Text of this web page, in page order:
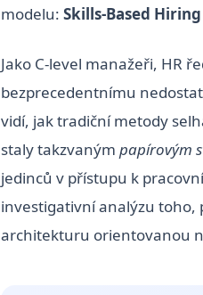
modelu: Skills-Based Hiring
Jako C-level manažeři, HR
bezprecedentnímu
vidí, jak tradiční metody
staly takzvaným papírovým
jedinců v přístupu k
investigativní analýzu toho,
architekturu orientovanou